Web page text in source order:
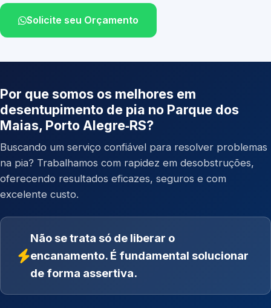
Solicite seu Orçamento
Por que somos os melhores em
desentupimento de pia no Parque dos
Maias, Porto Alegre‑RS?
Buscando um serviço confiável para resolver problemas
na pia? Trabalhamos com rapidez em desobstruções,
oferecendo resultados eficazes, seguros e com
excelente custo.
Não se trata só de liberar o
encanamento. É fundamental solucionar
de forma assertiva.